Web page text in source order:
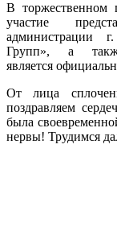
В торжественном
участие
администрации
Групп», а
является
От лица
поздравляем
была
нервы! Трудимся